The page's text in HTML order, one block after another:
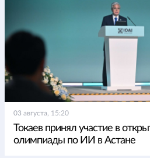
03 августа, 15:20
Токаев принял участие в
олимпиады по ИИ в Астане